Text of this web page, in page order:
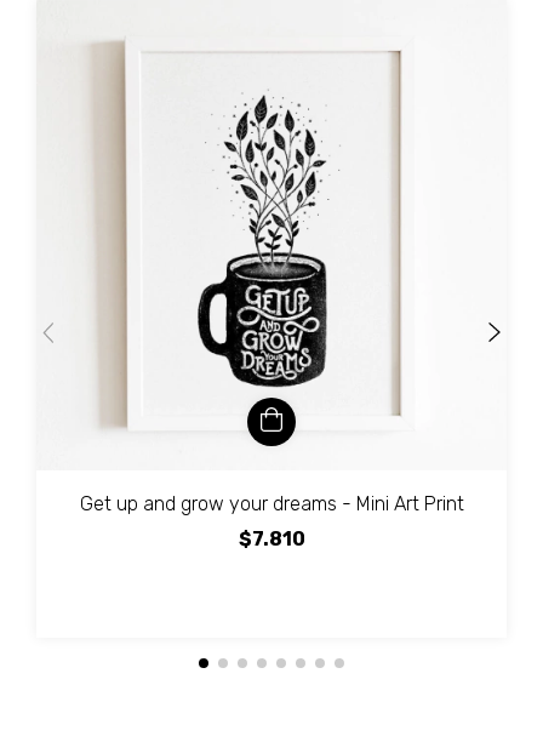
Get up and grow your dreams - Mini Art Print
$7.810